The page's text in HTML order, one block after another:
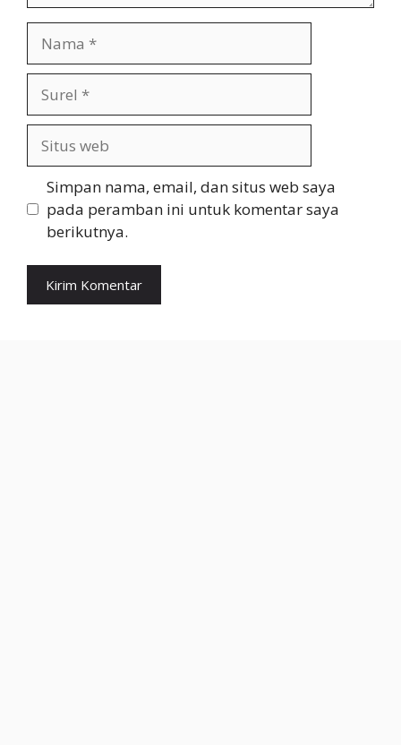
web
Simpan nama, email, dan situs web saya
pada peramban ini untuk komentar saya
berikutnya.